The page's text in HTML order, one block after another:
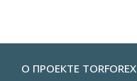
О ПРОЕКТЕ TORFOREX